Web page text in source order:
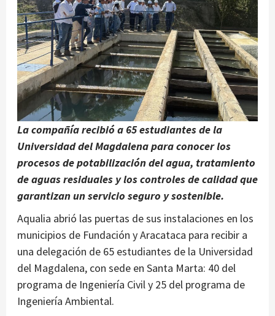
La compañía recibió a 65 estudiantes de la
Universidad del Magdalena para conocer los
procesos de potabilización del agua, tratamiento
de aguas residuales y los controles de calidad que
garantizan un servicio seguro y sostenible.
Aqualia abrió las puertas de sus instalaciones en los
municipios de Fundación y Aracataca para recibir a
una delegación de 65 estudiantes de la Universidad
del Magdalena, con sede en Santa Marta: 40 del
programa de Ingeniería Civil y 25 del programa de
Ingeniería Ambiental.